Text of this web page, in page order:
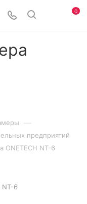
0
—
предприятий
ONETECH NT-6
NT-6